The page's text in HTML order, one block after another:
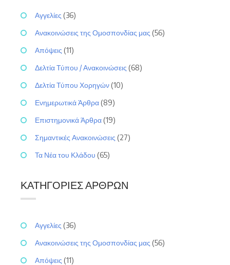
Αγγελίες (36)
Ανακοινώσεις της Ομοσπονδίας μας (56)
Απόψεις (11)
Δελτία Τύπου / Ανακοινώσεις (68)
Δελτία Τύπου Χορηγών (10)
Ενημερωτικά Άρθρα (89)
Επιστημονικά Άρθρα (19)
Σημαντικές Ανακοινώσεις (27)
Τα Νέα του Κλάδου (65)
ΚΑΤΗΓΟΡΊΕΣ ΆΡΘΡΩΝ
Αγγελίες (36)
Ανακοινώσεις της Ομοσπονδίας μας (56)
Απόψεις (11)